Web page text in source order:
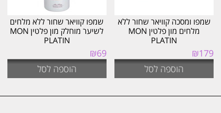
שמפו ומסכה קוויאר שחור ללא
מלחים מון פלטין MON
PLATIN
₪179
הוספה לסל
שמפו קוויאר שחור ללא מלחים
לשיער מוחלק מון פלטין MON
PLATIN
₪69
הוספה לסל